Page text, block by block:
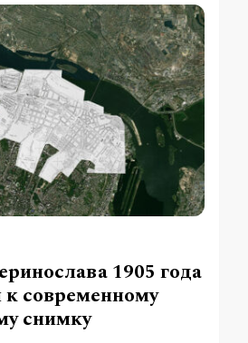
1905 года
к современному
снимку